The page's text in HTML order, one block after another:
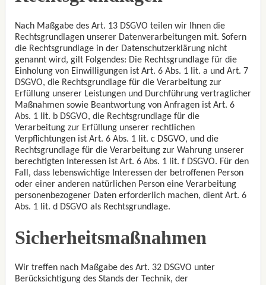
Nach Maßgabe des Art. 13 DSGVO teilen wir Ihnen die
Rechtsgrundlagen unserer Datenverarbeitungen mit. Sofern
die Rechtsgrundlage in der Datenschutzerklärung nicht
genannt wird, gilt Folgendes: Die Rechtsgrundlage für die
Einholung von Einwilligungen ist Art. 6 Abs. 1 lit. a und Art. 7
DSGVO, die Rechtsgrundlage für die Verarbeitung zur
Erfüllung unserer Leistungen und Durchführung vertraglicher
Maßnahmen sowie Beantwortung von Anfragen ist Art. 6
Abs. 1 lit. b DSGVO, die Rechtsgrundlage für die
Verarbeitung zur Erfüllung unserer rechtlichen
Verpflichtungen ist Art. 6 Abs. 1 lit. c DSGVO, und die
Rechtsgrundlage für die Verarbeitung zur Wahrung unserer
berechtigten Interessen ist Art. 6 Abs. 1 lit. f DSGVO. Für den
Fall, dass lebenswichtige Interessen der betroffenen Person
oder einer anderen natürlichen Person eine Verarbeitung
personenbezogener Daten erforderlich machen, dient Art. 6
Abs. 1 lit. d DSGVO als Rechtsgrundlage.
Sicherheitsmaßnahmen
Wir treffen nach Maßgabe des Art. 32 DSGVO unter
Berücksichtigung des Stands der Technik, der